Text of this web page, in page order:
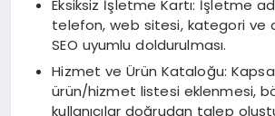
Eksiksiz İşletme Kartı: İşletme
telefon, web sitesi, kategori ve
SEO uyumlu doldurulması.
Hizmet ve Ürün Kataloğu:
ürün/hizmet listesi eklenmesi,
kullanıcılar doğrudan talep